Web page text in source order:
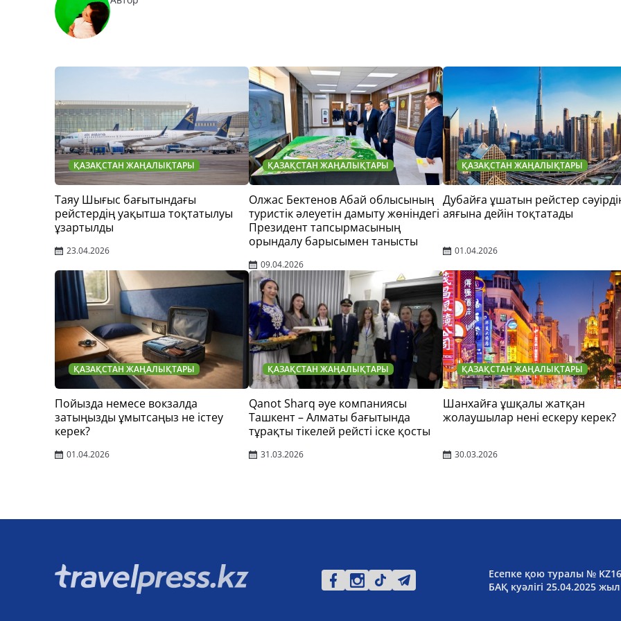
ҚАЗАҚСТАН ЖАҢАЛЫҚТАРЫ
Таяу Шығыс бағытындағы
рейстердің уақытша тоқтатылуы
ұзартылды
23.04.2026
ҚАЗАҚСТАН ЖАҢАЛЫҚТАРЫ
Олжас Бектенов Абай облысының
туристік әлеуетін дамыту жөніндегі
Президент тапсырмасының
орындалу барысымен танысты
09.04.2026
ҚАЗАҚСТАН ЖАҢАЛЫҚТАРЫ
Дубайға ұшатын рейстер
аяғына дейін тоқтатады
01.04.2026
ҚАЗАҚСТАН ЖАҢАЛЫҚТАРЫ
Пойызда немесе вокзалда
затыңызды ұмытсаңыз не істеу
керек?
01.04.2026
ҚАЗАҚСТАН ЖАҢАЛЫҚТАРЫ
Qanot Sharq әуе компаниясы
Ташкент – Алматы бағытында
тұрақты тікелей рейсті іске қосты
31.03.2026
ҚАЗАҚСТАН ЖАҢАЛЫҚТАРЫ
Шанхайға ұшқалы жатқан
жолаушылар нені ескеру керек?
30.03.2026
Есепке қою туралы №
БАҚ куәлігі 25.04.2025